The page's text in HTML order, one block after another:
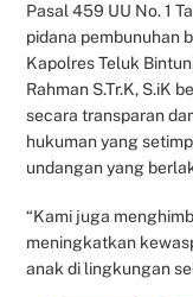
Pasal 459 UU No. 1
pidana pembunuhan
​Kapolres Teluk
Rahman S.Tr.K, S.iK
secara transparan
hukuman yang
undangan yang
“Kami juga
meningkatkan
anak di lingkungan